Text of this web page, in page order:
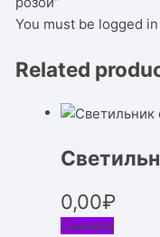
You must be logged in
Related
0,00₽
Скачать